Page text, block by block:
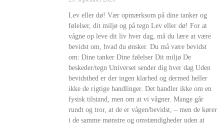
Lev eller dø! Vær opmærksom på dine tanker og
følelser, dit miljø og på tegn Lev eller dø! For at
vågne op leve dit liv hver dag, må du lære at være
bevidst om, hvad du ønsker. Du må være bevidst
om: Dine tanker Dine følelser Dit miljø De
beskeder/tegn Universet sender dig hver dag Uden
bevidsthed er der ingen klarhed og dermed heller
ikke de rigtige handlinger. Det handler ikke om en
fysisk tilstand, men om at vi vågner. Mange går
rundt og tror, at de er vågen/bevidst, – men de kører
i de samme mønstre og omstændigheder uden at